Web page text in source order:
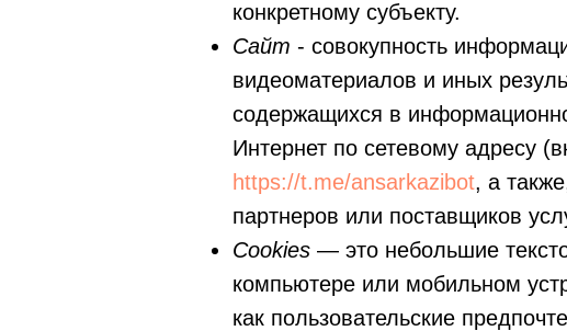
конкретному субъекту.
Сайт - совокупность
видеоматериалов и иных
содержащихся в
Интернет по сетевому адресу
https://t.me/ansarkazibot, а
партнеров или поставщиков
Cookies — это небольшие
компьютере или мобильном
как пользовательские